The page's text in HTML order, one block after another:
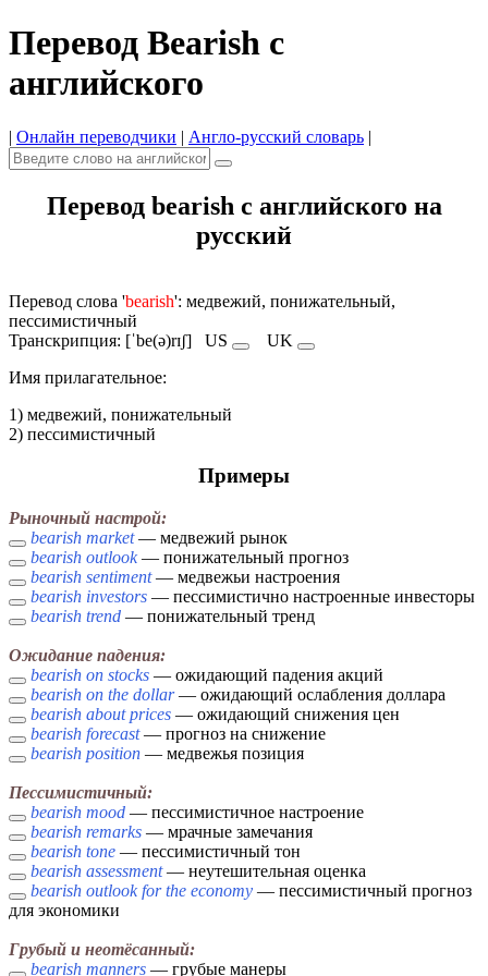
Перевод Bearish с
английского
| Онлайн переводчики | Англо-русский словарь |
Перевод bearish с английского на
русский
Перевод слова 'bearish': медвежий, понижательный,
пессимистичный
Транскрипция: [ˈbe(ə)rɪʃ] US
UK
Имя прилагательное:
1) медвежий, понижательный
2) пессимистичный
Примеры
Рыночный настрой:
bearish market— медвежий рынок
bearish outlook— понижательный прогноз
bearish sentiment— медвежьи настроения
bearish investors — пессимистично настроенные инвесторы
bearish trend — понижательный тренд
Ожидание падения:
bearish on stocks — ожидающий падения акций
bearish on the dollar— ожидающий ослабления доллара
bearish about prices — ожидающий снижения цен
bearish forecast— прогноз на снижение
bearish position — медвежья позиция
Пессимистичный:
bearish mood — пессимистичное настроение
bearish remarks — мрачные замечания
bearish tone — пессимистичный тон
bearish assessment— неутешительная оценка
bearish outlook for the economy — пессимистичный прогноз
для экономики
Грубый и неотёсанный:
bearish manners — грубые манеры